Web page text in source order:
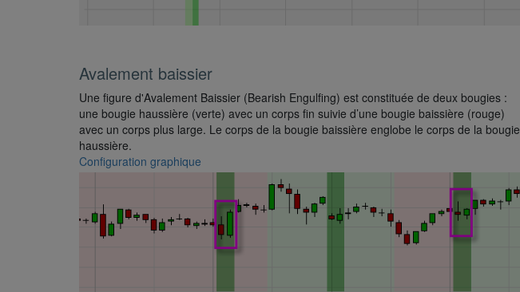
Avalement baissier
Une figure d'Avalement Baissier (Bearish Engulfing) est constituée de deux bougies :
une bougie haussière (verte) avec un corps fin suivie d’une bougie baissière (rouge)
avec un corps plus large. Le corps de la bougie baissière englobe le corps de la bougie
haussière.
Configuration graphique